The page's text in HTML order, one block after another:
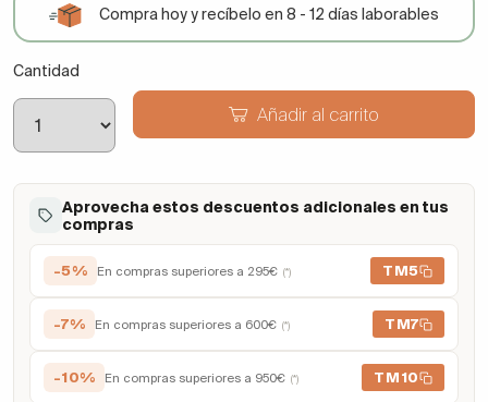
Compra hoy y recíbelo en 8 - 12 días laborables
Cantidad
Añadir al carrito
Aprovecha estos descuentos adicionales en tus
compras
-5% En compras superiores a 295€ (*) TM5
-7% En compras superiores a 600€ (*) TM7
-10% En compras superiores a 950€ (*) TM10